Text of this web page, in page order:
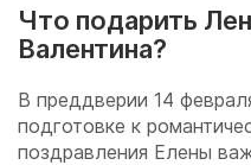
Что подарить
Валентина?
В преддверии 14
подготовке к
поздравления Елены